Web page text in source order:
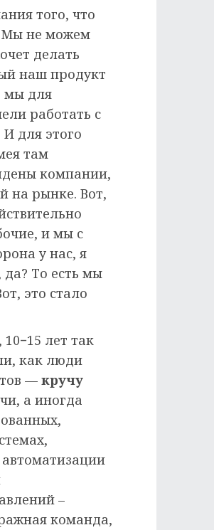
того, что
Мы не можем
делать
наш продукт
мы для
работать с
И для этого
там
компании,
на рынке. Вот,
и мы с
у нас, я
То есть мы
это стало
лет так
как люди
— кручу
а иногда
–
команда,